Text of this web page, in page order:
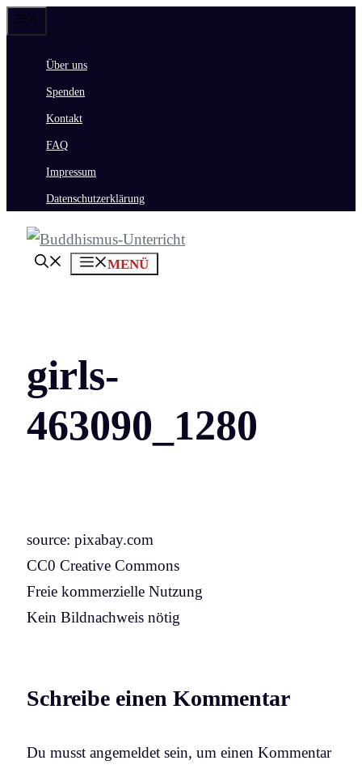
Zum
springenÜber uns
Spenden
Kontakt
FAQ
Impressum
Datenschutzerklärung
MENÜ
girls-
463090_1280
source: pixabay.com
CC0 Creative Commons
Freie kommerzielle Nutzung
Kein Bildnachweis nötig
Schreibe einen Kommentar
Du musst angemeldet sein, um einen Kommentar